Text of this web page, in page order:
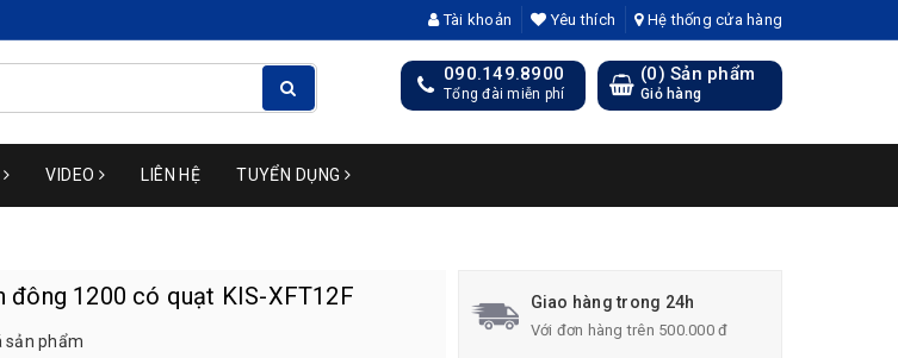
Tài khoản Yêu thích Hệ thống cửa hàng
(0) Sản phẩm
Giỏ hàng
090.149.8900
Tổng đài miễn phí
VIDEO LIÊN HỆ TUYỂN DỤNG
đông 1200 có quạt KIS-XFT12F
sản phẩm
Giao hàng trong 24h
Với đơn hàng trên 500.000 đ